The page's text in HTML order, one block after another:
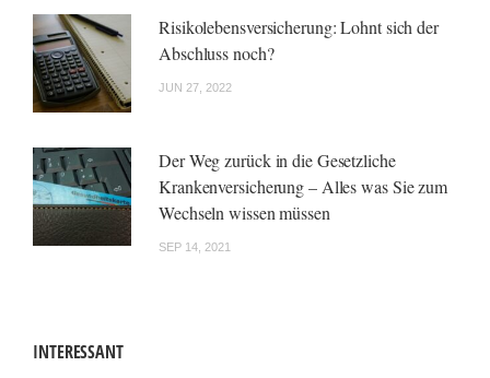
Risikolebensversicherung: Lohnt sich der
Abschluss noch?
JUN 27, 2022
Der Weg zurück in die Gesetzliche
Krankenversicherung – Alles was Sie zum
Wechseln wissen müssen
SEP 14, 2021
INTERESSANT